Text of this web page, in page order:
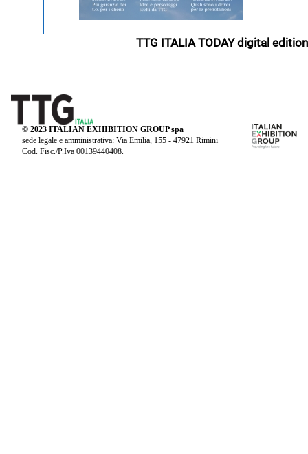
TTG ITALIA TODAY digital edition
© 2023 ITALIAN EXHIBITION GROUP spa
sede legale e amministrativa: Via Emilia, 155 - 47921 Rimini
Cod. Fisc./P.Iva 00139440408.